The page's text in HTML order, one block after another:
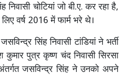
चोटियां जो बी.ए. कर रहा है,
वर्ष 2016 में फार्म भरे थे।
सिंह निवासी टांडियां ने भर्ती
कुमार पुत्र कृष्ण चंद निवासी सिरसा
जसविन्द्र सिंह ने उनको अपने